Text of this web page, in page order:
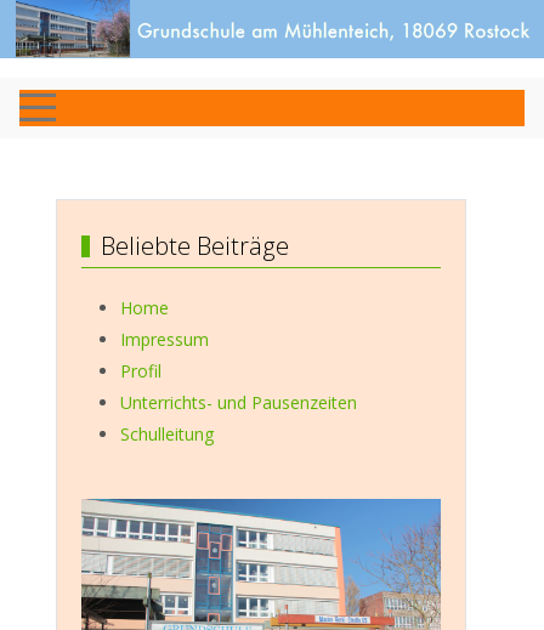
Beliebte Beiträge
Home
Impressum
Profil
Unterrichts- und Pausenzeiten
Schulleitung